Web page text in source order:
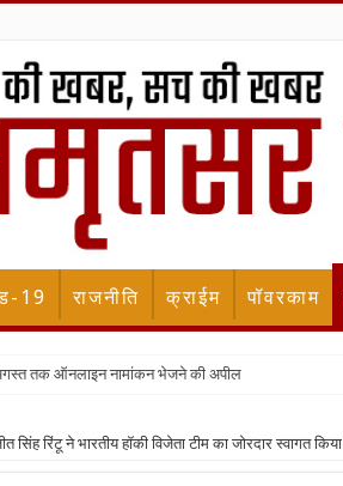
19 राजनीति क्राईम पॉवरकाम
तक ऑनलाइन नामांकन भेजने की अपील
रिंटू ने भारतीय हॉकी विजेता टीम का जोरदार स्वागत किया